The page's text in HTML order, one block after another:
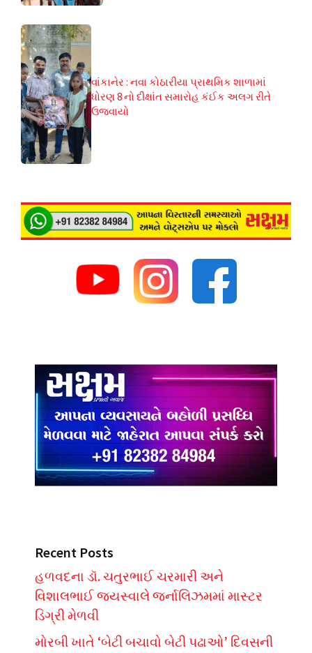
વાંકાનેર : નવા કોઠારીયા પ્રાથમિક શાળામાં
ધોરણ 8 નો દીક્ષાંત સમારોહ કંઈક અલગ રીતે
ઉજવાયો
Recent Posts
હળવદના ડૉ. ચતુરભાઈ ચરમારી અને
વિશાલભાઈ જયસ્વાલે જર્નાલિઝમમાં માસ્ટર
ડિગ્રી મેળવી
મોરબી ખાતે ‘બેટી બચાવો બેટી પઢાઓ’ દિવસની